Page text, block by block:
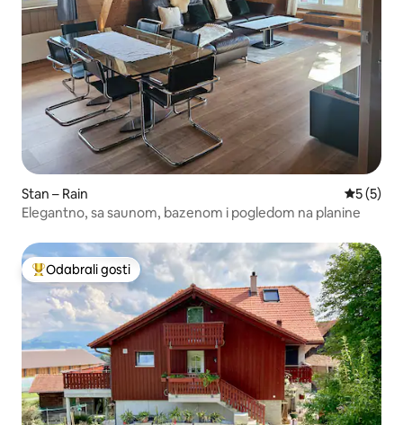
Stan – Rain
5 (5)
Elegantno, sa saunom, bazenom i pogledom na planine
Među najviše rangiranima s oznakom „Odabrali gosti”
Odabrali gosti